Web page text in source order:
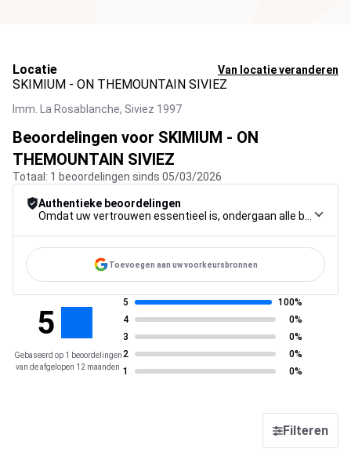
Locatie Van locatie veranderen
SKIMIUM - ON THEMOUNTAIN SIVIEZ
Imm. La Rosablanche, Siviez 1997
Beoordelingen voor SKIMIUM - ON
THEMOUNTAIN SIVIEZ
Totaal: 1 beoordelingen sinds 05/03/2026
Authentieke beoordelingen
Toevoegen aan uw voorkeursbronnen
5
Gebaseerd op 1 beoordelingen
van de afgelopen 12 maanden
5
100%
4
0%
3
0%
2
0%
1
0%
Filteren